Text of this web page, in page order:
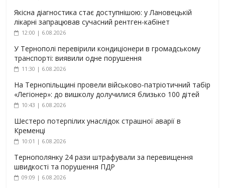
Якісна діагностика стає доступнішою: у Лановецькій
лікарні запрацював сучасний рентген-кабінет
12:00 | 6.08.2026
У Тернополі перевірили кондиціонери в громадському
транспорті: виявили одне порушення
11:30 | 6.08.2026
На Тернопільщині провели військово-патріотичний табір
«Легіонер»: до вишколу долучилися близько 100 дітей
10:43 | 6.08.2026
Шестеро потерпілих унаслідок страшної аварії в
Кременці
10:01 | 6.08.2026
Тернополянку 24 рази штрафували за перевищення
швидкості та порушення ПДР
09:09 | 6.08.2026